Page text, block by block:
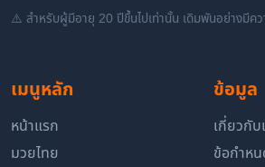
⚠️ สำหรับผู้มีอายุ 20 ปีขึ้นไปเท่านั้น เดิมพันอย่างมีค
เมนูหลัก
หน้าแรก
มวยไทย
ข้อมูล
เกี่ยวกับ
ข้อกำหน